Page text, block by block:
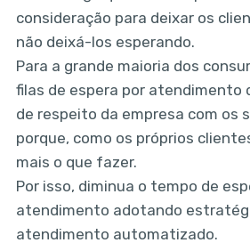
consideração para deixar os
não deixá-los esperando.
Para a grande maioria dos
filas de espera por
de respeito da empresa com os
porque, como os próprios
mais o que fazer.
Por isso, diminua o tempo de
atendimento adotando
atendimento automatizado.